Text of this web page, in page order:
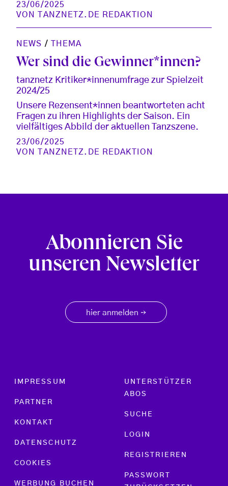
23/06/2025
VON
TANZNETZ.DE REDAKTION
NEWS / THEMA
Wer sind die Gewinner*innen?
tanznetz Kritiker*innenumfrage zur Spielzeit
2024/25
Unsere Rezensent*innen beantworteten acht
Fragen zu ihren Highlights der Saison. Ein
vielfältiges Abbild der aktuellen Tanzszene.
23/06/2025
VON
TANZNETZ.DE REDAKTION
Abonnieren Sie
unseren Newsletter
hier anmelden →
Footer menu
IMPRESSUM
PARTNER
KONTAKT
DATENSCHUTZ
COOKIES
WERBUNG BUCHEN
UNTERSTÜTZER
ABOS
SUCHE
LOGIN
REGISTRIEREN
PASSWORT